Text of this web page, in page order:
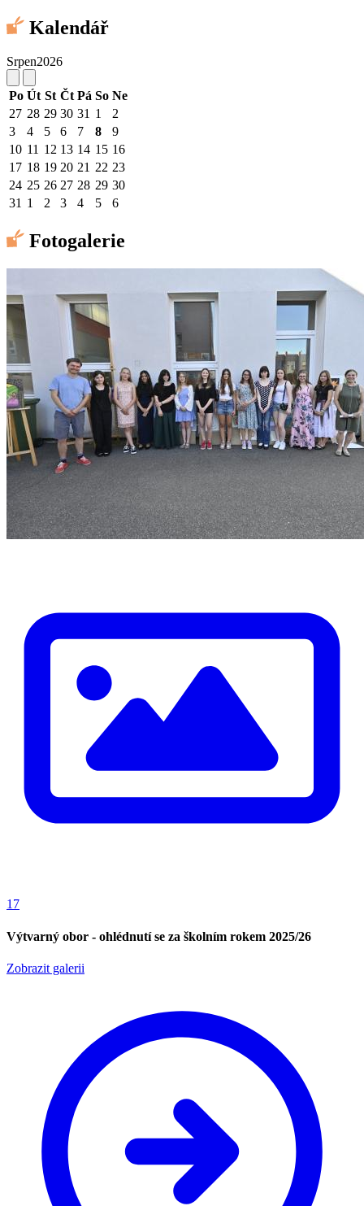
Kalendář
Srpen2026
Po Út St Čt Pá So Ne
27 28 29 30 31 1
2
3
4 5 6 7 8
9
10 11 12 13 14 15 16
17 18 19 20 21 22 23
24 25 26 27 28 29 30
31 1 2 3 4 5 6
Fotogalerie
17
Výtvarný obor - ohlédnutí se za školním rokem 2025/26
Zobrazit galerii